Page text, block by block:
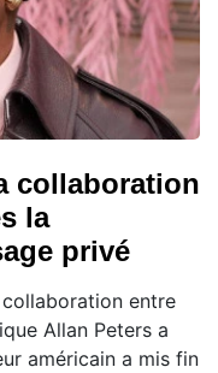
collaboration
la
privé
entre
Allan Peters a
américain a mis fin